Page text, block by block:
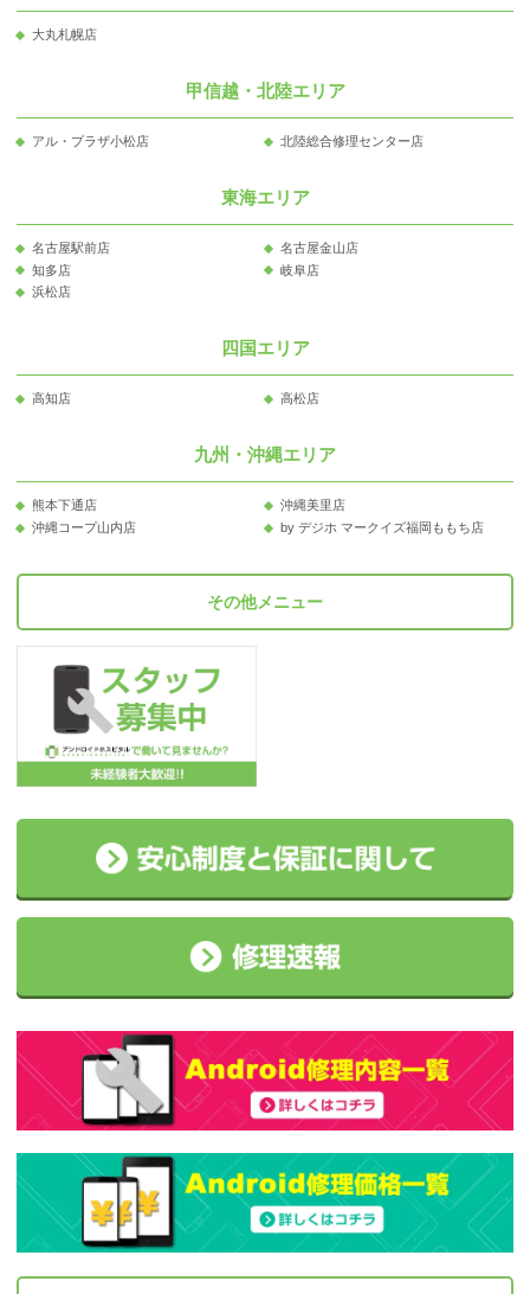
大丸札幌店
甲信越・北陸エリア
アル・プラザ小松店 北陸総合修理センター店
東海エリア
名古屋駅前店
名古屋金山店
知多店
岐阜店
浜松店
四国エリア
高知店 高松店
九州・沖縄エリア
熊本下通店
沖縄美里店
沖縄コープ山内店
by デジホ マークイズ福岡ももち店
その他メニュー